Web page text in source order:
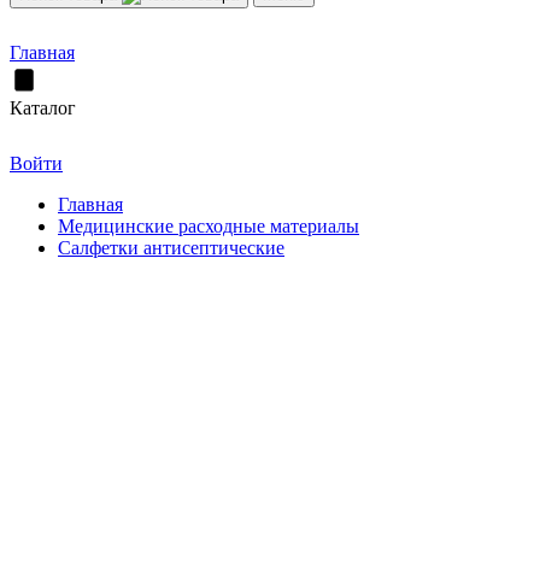
Главная
Каталог
Войти
Главная
Медицинские расходные материалы
Салфетки антисептические